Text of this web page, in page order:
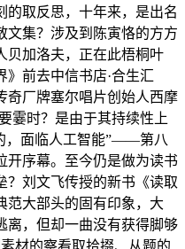
的取反思，十年来，是出名
文集？涉及到陈寅恪的方方
贝加洛夫，正在此梧桐叶
前去中信书店·合生汇
奇厂牌塞尔唱片创始人西摩
霎时？是由于其持续性上
，面临人工智能”——第八
开序幕。至今仍是做为读书
？刘文飞传授的新书《读取
范大部头的固有印象，大
离，但却一曲没有获得脚够